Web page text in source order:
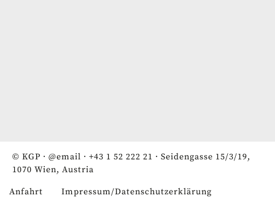
© KGP · @email · +43 1 52 222 21 · Seidengasse 15/3/19,
1070 Wien, Austria
Anfahrt Impressum/Datenschutzerklärung